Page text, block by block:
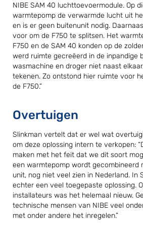
NIBE SAM 40 luchttoevoermodule. Op
warmtepomp de verwarmde lucht uit
en is er geen buitenunit nodig.
voor om de F750 te splitsen. Het
F750 en de SAM 40 konden op de
werd ruimte gecreëerd in de inpandige
wasmachine en droger niet naast
tekenen. Zo ontstond hier ruimte voor
de F750.”
Overtuigen
Slinkman vertelt dat er wel wat
om deze oplossing intern te verkopen:
maken met het feit dat we dit soort
een warmtepomp wordt gecombineerd
unit, nog niet veel zien in Nederland. In
echter een veel toegepaste oplossing.
installateurs was het helemaal nieuw.
technische mensen van NIBE veel
met onder andere het inregelen.”